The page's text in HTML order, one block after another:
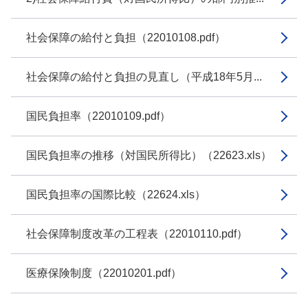
社会保障の給付と負担（22010108.pdf）
社会保障の給付と負担の見直し（平成18年5月...
国民負担率（22010109.pdf）
国民負担率の推移（対国民所得比）（22623.xls）
国民負担率の国際比較（22624.xls）
社会保障制度改革の工程表（22010110.pdf）
医療保険制度（22010201.pdf）